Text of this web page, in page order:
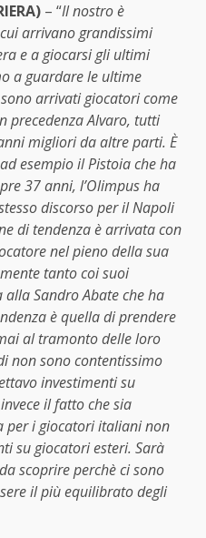
– “Il nostro è
arrivano grandissimi
e a giocarsi gli ultimi
a guardare le ultime
arrivati giocatori come
precedenza Alvaro, tutti
migliori da altre parti. È
esempio il Pistoia che ha
37 anni, l’Olimpus ha
discorso per il Napoli
di tendenza è arrivata con
nel pieno della sua
tanto coi suoi
alla Sandro Abate che ha
è quella di prendere
al tramonto delle loro
non sono contentissimo
investimenti su
il fatto che sia
per i giocatori italiani non
su giocatori esteri. Sarà
scoprire perchè ci sono
il più equilibrato degli